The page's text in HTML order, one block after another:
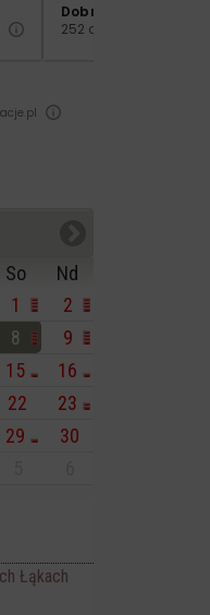
Dobry
252 opinie
So
Nd
1
2
8
9
15
16
22
23
29
30
Łąkach